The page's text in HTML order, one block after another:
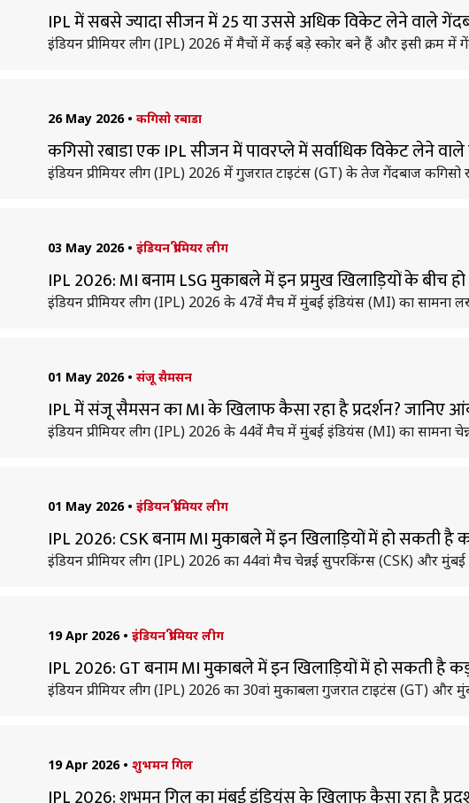
IPL में सबसे ज्यादा सीजन में 25 या उससे अधिक विकेट लेने वाले
इंडियन प्रीमियर लीग (IPL) 2026 में मैचों में कई बड़े स्कोर बने हैं और इसी क्रम में
26 May 2026 • कगिसो रबाडा
कगिसो रबाडा एक IPL सीजन में पावरप्ले में सर्वाधिक विकेट लेने
इंडियन प्रीमियर लीग (IPL) 2026 में गुजरात टाइटंस (GT) के तेज गेंदबाज कगिसो
03 May 2026 • इंडियन प्रीमियर लीग
IPL 2026: MI बनाम LSG मुकाबले में इन प्रमुख खिलाड़ियों के बीच
इंडियन प्रीमियर लीग (IPL) 2026 के 47वें मैच में मुंबई इंडियंस (MI) का सामना
01 May 2026 • संजू सैमसन
IPL में संजू सैमसन का MI के खिलाफ कैसा रहा है प्रदर्शन? जानिए
इंडियन प्रीमियर लीग (IPL) 2026 के 44वें मैच में मुंबई इंडियंस (MI) का सामना
01 May 2026 • इंडियन प्रीमियर लीग
IPL 2026: CSK बनाम MI मुकाबले में इन खिलाड़ियों में हो सकती है
इंडियन प्रीमियर लीग (IPL) 2026 का 44वां मैच चेन्नई सुपरकिंग्स (CSK) और
19 Apr 2026 • इंडियन प्रीमियर लीग
IPL 2026: GT बनाम MI मुकाबले में इन खिलाड़ियों में हो सकती है
इंडियन प्रीमियर लीग (IPL) 2026 का 30वां मुकाबला गुजरात टाइटंस (GT) और
19 Apr 2026 • शुभमन गिल